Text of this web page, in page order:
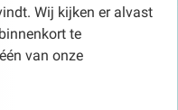
Wij kijken er alvast
te
van onze